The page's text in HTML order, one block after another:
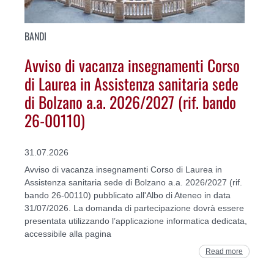
BANDI
Avviso di vacanza insegnamenti Corso
di Laurea in Assistenza sanitaria sede
di Bolzano a.a. 2026/2027 (rif. bando
26-00110)
31.07.2026
Avviso di vacanza insegnamenti Corso di Laurea in
Assistenza sanitaria sede di Bolzano a.a. 2026/2027 (rif.
bando 26-00110) pubblicato all'Albo di Ateneo in data
31/07/2026. La domanda di partecipazione dovrà essere
presentata utilizzando l’applicazione informatica dedicata,
accessibile alla pagina
Read more